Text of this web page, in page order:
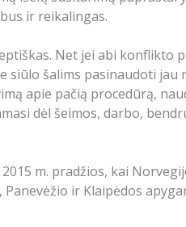
ir reikalingas.
Net jei abi konflikto
siūlo šalims pasinaudoti jau
apie pačią procedūrą,
dėl šeimos, darbo,
m. pradžios, kai
ir Klaipėdos